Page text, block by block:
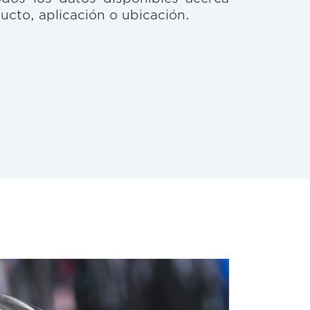
aplicación o ubicación.